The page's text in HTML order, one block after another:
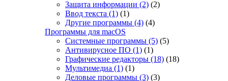
Защита информации (2) (2)
Ввод текста (1) (1)
Другие программы (4) (4)
Программы для macOS
Системные программы (5) (5)
Антивирусное ПО (1) (1)
Графические редакторы (18) (18)
Мультимедиа (1) (1)
Деловые программы (3) (3)